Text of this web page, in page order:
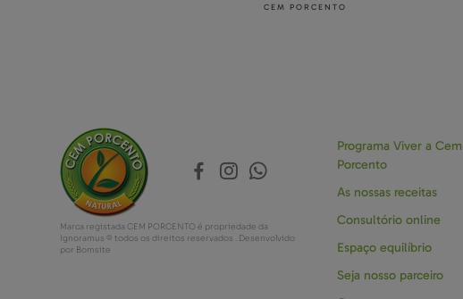
CEM PORCENTO
Marca registada CEM PORCENTO é propriedade da
Ignoramus © todos os direitos reservados . Desenvolvido
por Bomsite
Programa Viver a Cem
Porcento
As nossas receitas
Consultório online
Espaço equilíbrio
Seja nosso parceiro